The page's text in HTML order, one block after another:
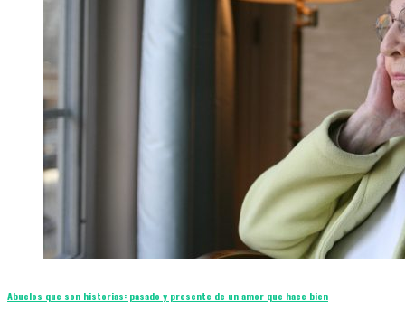
Abuelos que son historias: pasado y presente de un amor que hace bien